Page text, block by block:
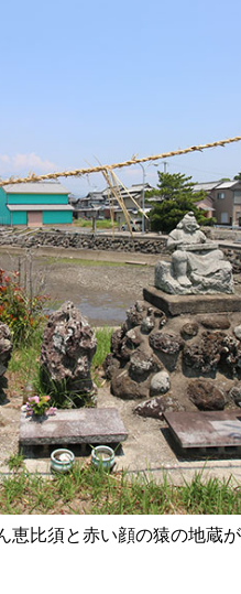
に
集
比須と赤い顔の猿の地蔵が